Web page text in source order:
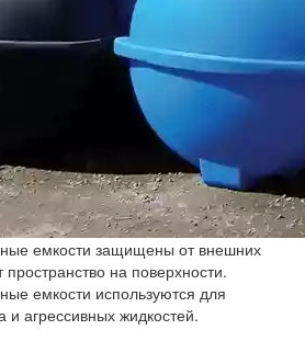
емкости защищены от внешних
пространство на поверхности.
емкости используются для
агрессивных жидкостей.